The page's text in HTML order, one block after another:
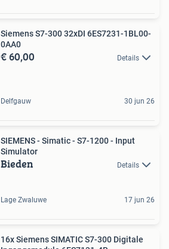
Siemens S7-300 32xDI 6ES7231-1BL00-
0AA0
€ 60,00 Details
Delfgauw 30 jun 26
SIEMENS - Simatic - S7-1200 - Input
Simulator
Bieden Details
Lage Zwaluwe 17 jun 26
16x Siemens SIMATIC S7-300 Digitale